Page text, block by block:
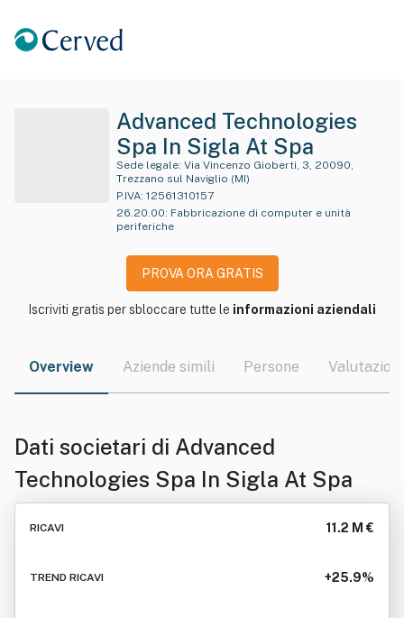
Advanced Technologies
Spa In Sigla At Spa
Sede legale:
Trezzano sul Naviglio (MI)
P.IVA: 12561310157
26.20.00: Fabbricazione di computer e unità
periferiche
PROVA ORA GRATIS
Iscriviti gratis per sbloccare tutte le informazioni aziendali
Overview Aziende simili Persone Valutazioni
Dati societari di Advanced
Technologies Spa In Sigla At Spa
RICAVI 11.2 M €
TREND RICAVI +25.9%